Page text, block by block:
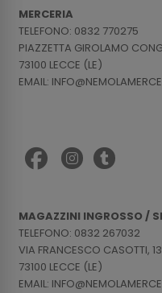
MERCERIA
TELEFONO: 0832 770275
PIAZZETTA GIROLAMO
73100 LECCE (LE)
EMAIL:
MAGAZZINI INGROSSO /
TELEFONO: 0832 267032
VIA FRANCESCO CASOTTI,
73100 LECCE (LE)
EMAIL: